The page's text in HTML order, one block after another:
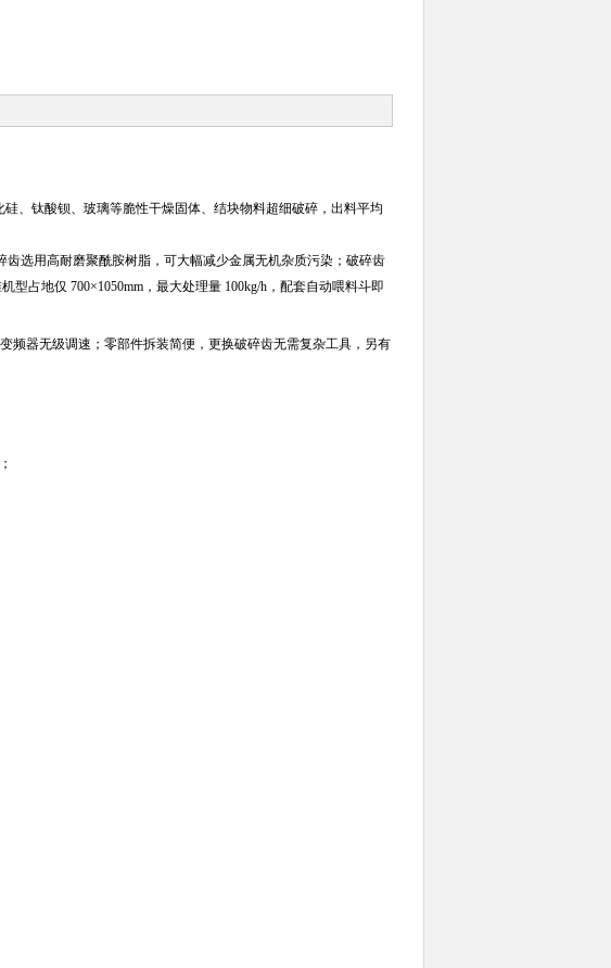
、钛酸钡、玻璃等脆性干燥固体、结块物料超细破碎，出料平均
选用高耐磨聚酰胺树脂，可大幅减少金属无机杂质污染；破碎齿
占地仅 700×1050mm，最大处理量 100kg/h，配套自动喂料斗即
频器无级调速；零部件拆装简便，更换破碎齿无需复杂工具，另有